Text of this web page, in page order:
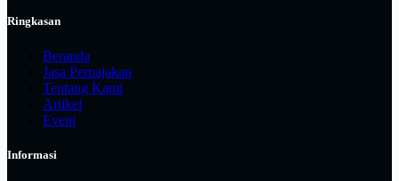
Ringkasan
Beranda
Jasa Perpajakan
Tentang Kami
Artikel
Event
Informasi